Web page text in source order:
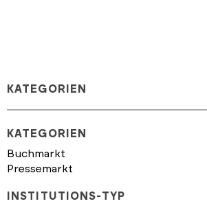
KATEGORIEN
KATEGORIEN
Buchmarkt
Pressemarkt
INSTITUTIONS-TYP